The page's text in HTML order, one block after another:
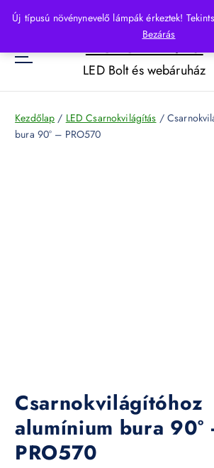
Új típusú növénynevelő lámpák érkeztek!
Bezárás
p
o
HelloLED.hu
LED Bolt és webáruház
Kezdőlap / LED Csarnokvilágítás /
bura 90° – PRO570
Csarnokvilágítóhoz
alumínium bura 90°
PRO570